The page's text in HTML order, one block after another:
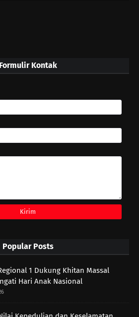
Formulir Kontak
Popular Posts
1 Dukung Khitan Massal
Hari Anak Nasional